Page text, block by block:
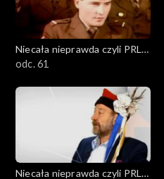
Niecała nieprawda czyli PRL
w DTV
odc. 61
Niecała nieprawda czyli PRL